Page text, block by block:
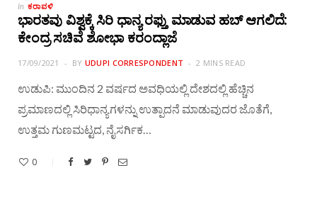
In ಕರಾವಳಿ
ಭಾರತವು ವಿಶ್ವಕ್ಕೆ ಸಿರಿ ಧಾನ್ಯ ರಫ್ತು ಮಾಡುವ ಹಬ್ ಆಗಲಿದೆ:
ಕೇಂದ್ರ ಸಚಿವೆ ಶೋಭಾ ಕರಂದ್ಲಾಜೆ
17/09/2021 BY UDUPI CORRESPONDENT 2 MINS READ
ಉಡುಪಿ: ಮುಂದಿನ 2 ವರ್ಷದ ಅವಧಿಯಲ್ಲಿ ದೇಶದಲ್ಲಿ ಹೆಚ್ಚಿನ
ಪ್ರಮಾಣದಲ್ಲಿ ಸಿರಿಧಾನ್ಯಗಳನ್ನು ಉತ್ಪಾದನೆ ಮಾಡುವುದರ ಜೊತೆಗೆ,
ಉತ್ತಮ ಗುಣಮಟ್ಟದ, ನೈಸರ್ಗಿಕ…
0